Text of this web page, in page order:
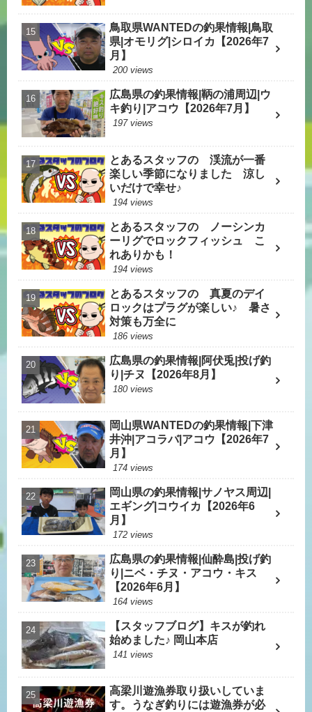
鳥取県WANTEDの釣果情報|鳥取
県|オモリグ|シロイカ【2026年7
月】
200 views
広島県の釣果情報|鞆の浦周辺|ウ
キ釣り|アコウ【2026年7月】
197 views
とあるスタッフの 渓流が一番
楽しい季節になりました 涼し
いだけで幸せ♪
194 views
とあるスタッフの ノーシンカ
ーリグでロックフィッシュ こ
れありかも！
194 views
とあるスタッフの 真夏のデイ
ロックはプラグが楽しい♪ 暑さ
対策も万全に
186 views
広島県の釣果情報|阿伏兎|投げ釣
り|チヌ【2026年8月】
180 views
岡山県WANTEDの釣果情報|下津
井沖|アコラバ|アコウ【2026年7
月】
174 views
岡山県の釣果情報|サノヤス周辺|
エギング|コウイカ【2026年6
月】
172 views
広島県の釣果情報|仙酔島|投げ釣
り|ニベ・チヌ・アコウ・キス
【2026年6月】
164 views
【スタッフブログ】キスが釣れ
始めました♪ 岡山本店
141 views
高梁川遊漁券取り扱いしていま
す。うなぎ釣りには遊漁券が必